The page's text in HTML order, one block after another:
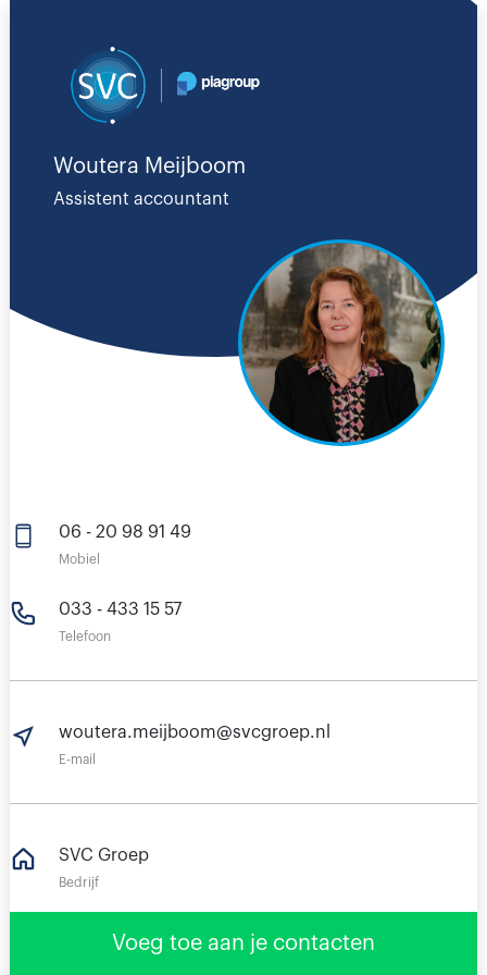
Woutera Meijboom
Assistent accountant
06 - 20 98 91 49
Mobiel
033 - 433 15 57
Telefoon
woutera.meijboom@svcgroep.nl
E-mail
SVC Groep
Bedrijf
Stadsring 181
3817BA Amersfoort
Voeg toe aan je contacten